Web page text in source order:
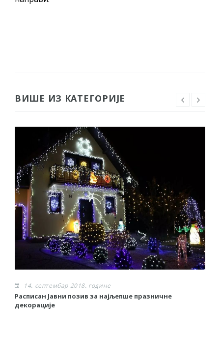
ВИШЕ ИЗ КАТЕГОРИЈЕ
14. септембар 2018. године
Расписан Јавни позив за најљепше празничне
декорације